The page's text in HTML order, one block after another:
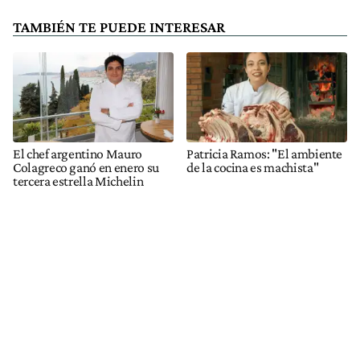
TAMBIÉN TE PUEDE INTERESAR
El chef argentino Mauro
Colagreco ganó en enero su
tercera estrella Michelin
Patricia Ramos: "El ambiente
de la cocina es machista"